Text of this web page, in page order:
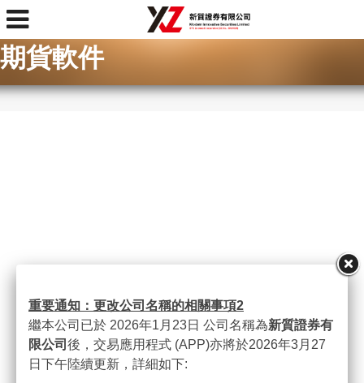
首頁 >
期貨軟件
重要通知：更改公司名稱的相關事項2
繼本公司已於 2026年1月23日 公司名稱為新質證券有
限公司 後，交易應用程式 (APP)亦將於2026年3月27
日下午陸續更新，詳細如下: